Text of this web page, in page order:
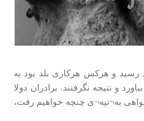
و هرکس هرکاری بلد بود به
و نتیجه نگرفتند. برادران دولا
به¬تپه¬ی چنچه خواهیم رفت،